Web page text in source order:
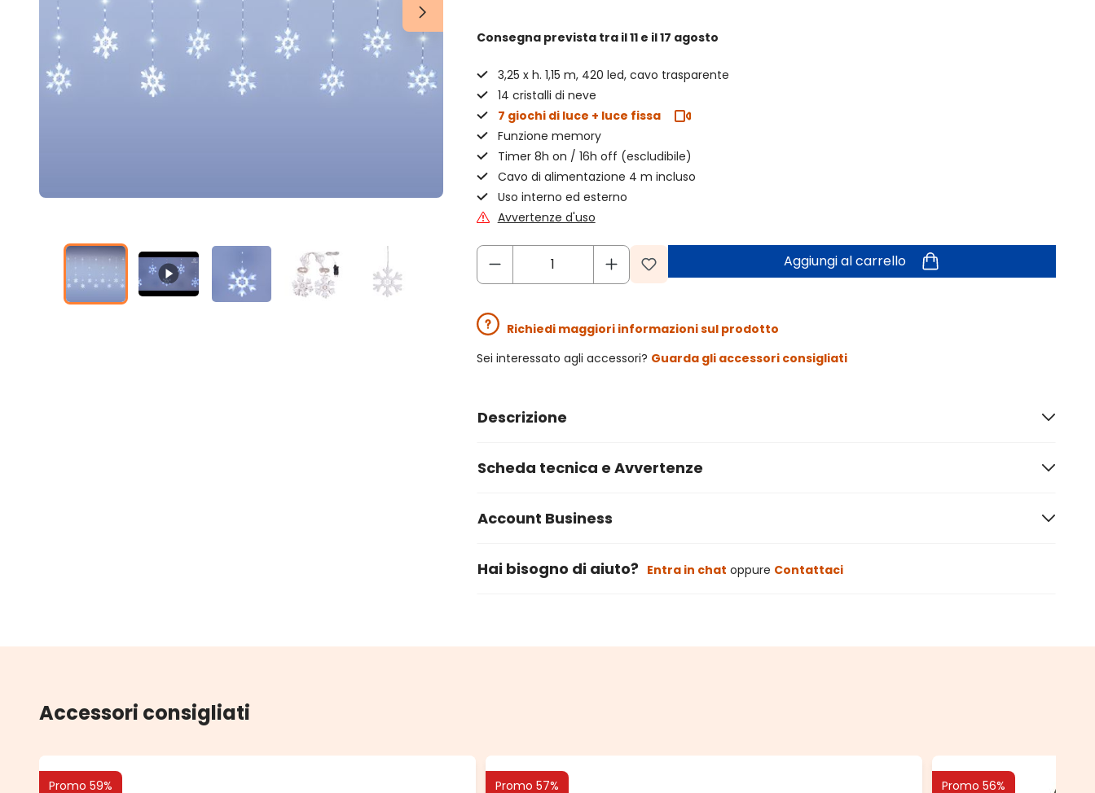
Consegna prevista tra il 11 e il 17 agosto
3,25 x h. 1,15 m, 420 led, cavo trasparente
14 cristalli di neve
7 giochi di luce + luce fissa
Funzione memory
Timer 8h on / 16h off (escludibile)
Cavo di alimentazione 4 m incluso
Uso interno ed esterno
Avvertenze d'uso
Aggiungi al carrello
Richiedi maggiori informazioni sul prodotto
Sei interessato agli accessori? Guarda gli accessori consigliati
Descrizione
Scheda tecnica e Avvertenze
Account Business
Hai bisogno di aiuto? Entra in chat oppure Contattaci
Accessori consigliati
Promo 59% Promo 57% Promo 56%